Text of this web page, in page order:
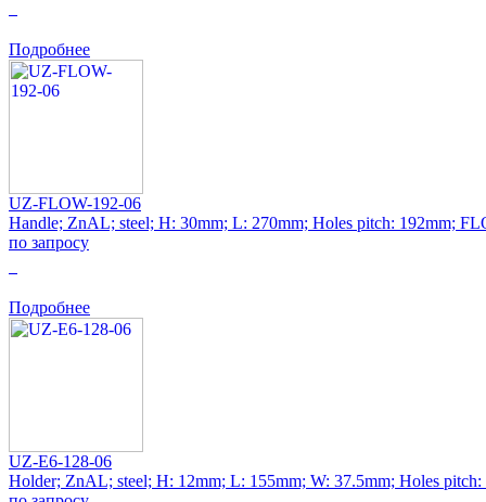
Подробнее
UZ-FLOW-192-06
Handle; ZnAL; steel; H: 30mm; L: 270mm; Holes pitch: 192mm;
по запросу
Подробнее
UZ-E6-128-06
Holder; ZnAL; steel; H: 12mm; L: 155mm; W: 37.5mm; Holes pitch: